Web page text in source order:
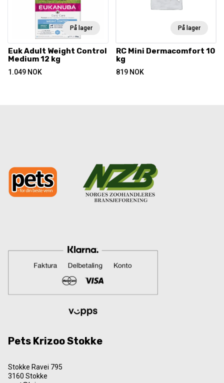
På lager
Euk Adult Weight Control
Medium 12 kg
1.049 NOK
På lager
RC Mini Dermacomfort 10
kg
819 NOK
Pets Krizoo Stokke
Stokke Ravei 795
3160 Stokke